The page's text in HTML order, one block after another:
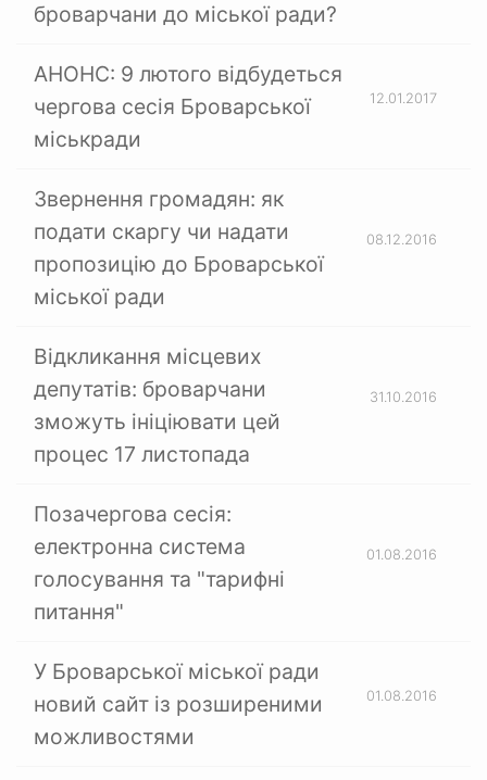
броварчани до міської ради?
АНОНС: 9 лютого відбудеться
чергова сесія Броварської
міськради
12.01.2017
Звернення громадян: як
подати скаргу чи надати
пропозицію до Броварської
міської ради
08.12.2016
Відкликання місцевих
депутатів: броварчани
зможуть ініціювати цей
процес 17 листопада
31.10.2016
Позачергова сесія:
електронна система
голосування та "тарифні
питання"
01.08.2016
У Броварської міської ради
новий сайт із розширеними
можливостями
01.08.2016